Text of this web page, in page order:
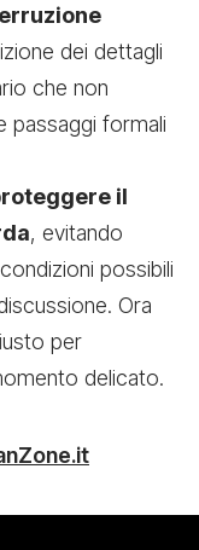
dei dettagli
che non
passaggi formali
il
, evitando
possibili
Ora
per
delicato.